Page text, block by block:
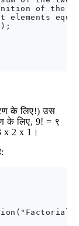
of the
elements
के लिए!) उस
के लिए, 9! = ९
x 2 x 1।